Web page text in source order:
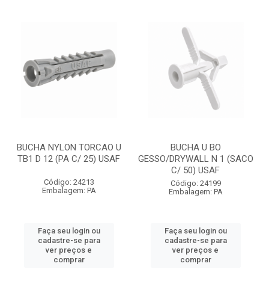
BUCHA NYLON TORCAO U
TB1 D 12 (PA C/ 25) USAF
Código: 24213
Embalagem: PA
Faça seu login ou
cadastre-se para
ver preços e
comprar
BUCHA U BO
GESSO/DRYWALL N 1 (SACO
C/ 50) USAF
Código: 24199
Embalagem: PA
Faça seu login ou
cadastre-se para
ver preços e
comprar